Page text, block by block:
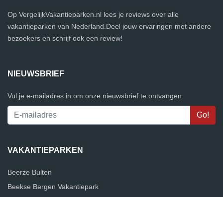
Op VergelijkVakantieparken.nl lees je reviews over alle
vakantieparken van Nederland.Deel jouw ervaringen met andere
bezoekers en schrijf ook een review!
NIEUWSBRIEF
Vul je e-mailadres in om onze nieuwsbrief te ontvangen.
VAKANTIEPARKEN
Beerze Bulten
Beekse Bergen Vakantiepark